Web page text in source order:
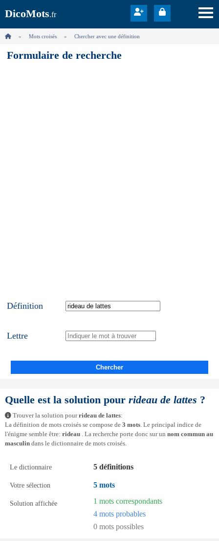
DicoMots.fr
Mots croisés Chercher avec une définition
Formulaire de recherche
Définition
Lettre
Chercher
Quelle est la solution pour rideau de lattes ?
Trouver la solution pourrideau de lattes:
La définition de mots croisés se compose de 3 mots. Le principal indice de
l'énigme semble être: rideau . La recherche porte donc sur un nom commun au
masculin dans le dictionnaire de mots croisés.
Le dictionnaire 5 définitions
Votre sélection 5 mots
Solution affichée
1 mots correspondants
4 mots probables
0 mots possibles